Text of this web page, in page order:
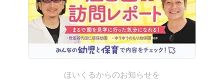
ほいくるからのお知らせを